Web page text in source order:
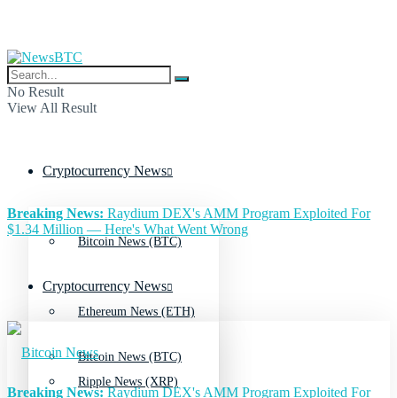
No Result
View All Result
Cryptocurrency News
Bitcoin News (BTC)
Ethereum News (ETH)
Ripple News (XRP)
Breaking News: Raydium DEX's AMM Program Exploited For
$1.34 Million — Here's What Went Wrong
Cryptocurrency News
Bitcoin News (BTC)
Breaking News:Raydium DEX's AMM Program Exploited For